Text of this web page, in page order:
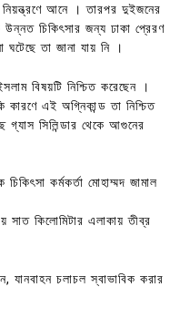
নিয়ন্ত্রণে আনে । তারপর দুইজনের
চিকিৎসার জন্য ঢাকা প্রেরণ
তা জানা যায় নি ।
বিষয়টি নিশ্চিত করেছেন ।
এই অগ্নিকান্ড তা নিশ্চিত
গ্যাস সিলিন্ডার থেকে আগুনের
কর্মকর্তা মোহাম্মদ জামাল
সাত কিলোমিটার এলাকায় তীব্র
যানবাহন চলাচল স্বাভাবিক করার